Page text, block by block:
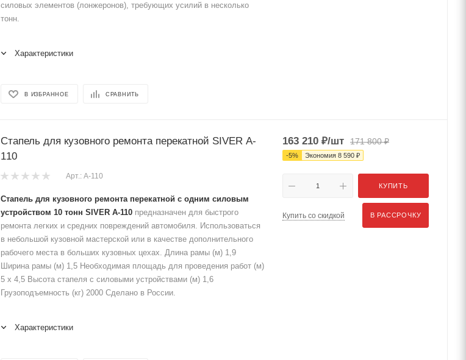
силовых элементов (лонжеронов), требующих усилий в несколько
тонн.
Характеристики
В ИЗБРАННОЕ СРАВНИТЬ
Стапель для кузовного ремонта перекатной SIVER A-
110
Арт.: A-110
Стапель для кузовного ремонта перекатной с одним силовым
устройством 10 тонн SIVER A-110 предназначен для быстрого
ремонта легких и средних повреждений автомобиля. Использоваться
в небольшой кузовной мастерской или в качестве дополнительного
рабочего места в больших кузовных цехах. Длина рамы (м) 1,9
Ширина рамы (м) 1,5 Необходимая площадь для проведения работ (м)
5 х 4,5 Высота стапеля с силовыми устройствами (м) 1,6
Грузоподъемность (кг) 2000 Сделано в России.
Характеристики
163 210 ₽/шт 171 800₽
-5% Экономия 8 590 ₽
КУПИТЬ
Купить со скидкой В РАССРОЧКУ